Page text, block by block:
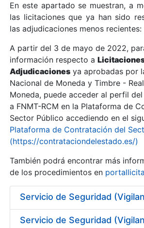
Mostrar/Ocultar
Mostrar/Ocultar
En este apartado se muestran, a
las licitaciones que ya han sido
las adjudicaciones menos recientes:
A partir del 3 de mayo de 2022,
información respecto a
Adjudicaciones ya aprobadas por
Nacional de Moneda y Timbre -
Moneda, puede acceder al perfil
a FNMT-RCM en la Plataforma de
Sector Público accediendo en el
Plataforma de Contratación del
(https://contrataciondelestado.es/)
También podrá encontrar más
de los procedimientos en